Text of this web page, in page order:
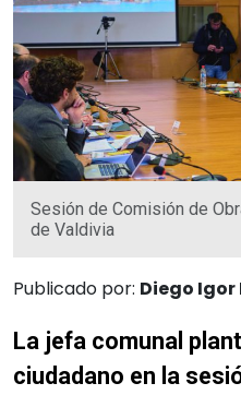
Sesión de Comisión de
de Valdivia
Publicado por: Diego Igor
La jefa comunal
ciudadano en la